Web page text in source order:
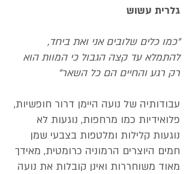
גלרית עשוש
"כמו כלים שלובים אני ואת ביחד,
להתמלא עד קצה הגבול כי המוות הוא
רק רגע והחיים הם כל השאר"
עבודותיה של נועה היימן דרור חופשיות,
פלואידיות כמו מרחפות, נוגעות לא
נוגעות קלילות ומלטפות בצבעי שמן
חמים היוצרים הרמוניה כרומטית, מאידך
מאוד משוחררות ואינן קובלות את נועה